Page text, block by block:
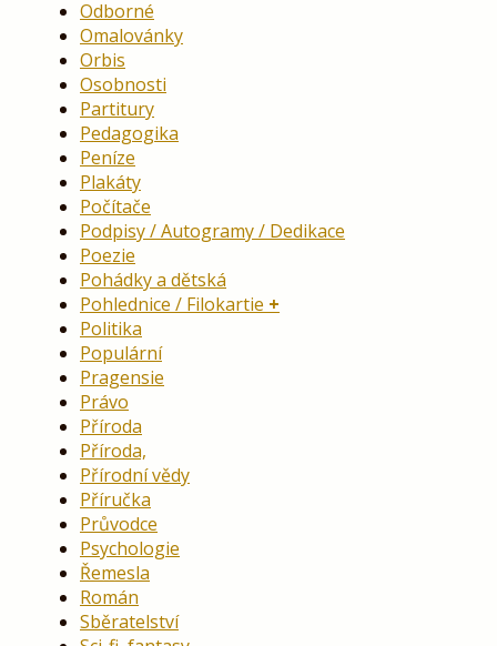
Odborné
Omalovánky
Orbis
Osobnosti
Partitury
Pedagogika
Peníze
Plakáty
Počítače
Podpisy / Autogramy / Dedikace
Poezie
Pohádky a dětská
Pohlednice / Filokartie
Politika
Populární
Pragensie
Právo
Příroda
Příroda,
Přírodní vědy
Příručka
Průvodce
Psychologie
Řemesla
Román
Sběratelství